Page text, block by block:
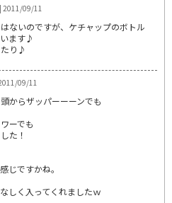
2011/09/11
ないのですが、ケチャップのボトル
ます♪
り♪
09/11
からザッパーーーンでも
ーでも
た！
じですかね。
しく入ってくれましたｗ